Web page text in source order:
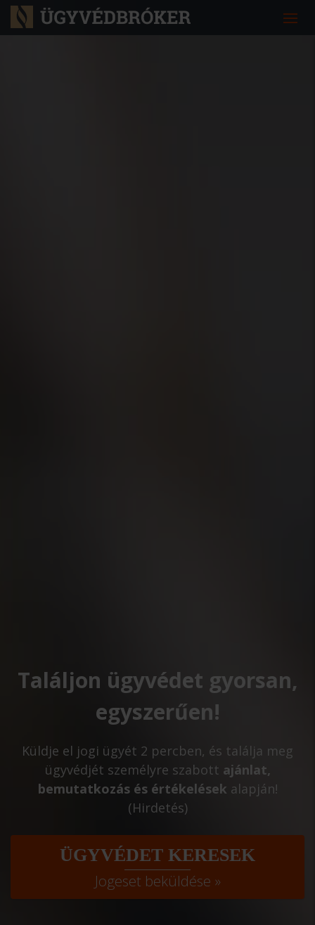
Találjon ügyvédet gyorsan,
egyszerűen!
Küldje el jogi ügyét 2 percben, és találja meg
ügyvédjét személyre szabott ajánlat,
bemutatkozás és értékelések alapján!
(Hirdetés)
ÜGYVÉDET KERESEK
Jogeset beküldése »